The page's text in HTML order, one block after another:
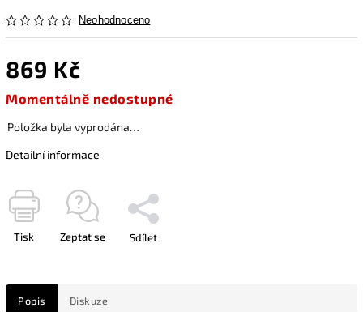
Neohodnoceno
869 Kč
Momentálně nedostupné
Položka byla vyprodána…
Detailní informace
Tisk Zeptat se Sdílet
Popis Diskuze